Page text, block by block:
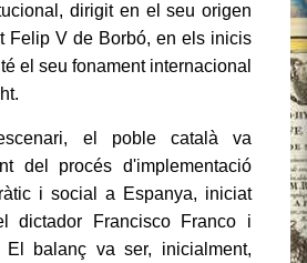
dirigit en el seu origen
Felip V de Borbó, en els inicis
el seu fonament internacional
el poble català va
del procés d'implementació
i social a Espanya, iniciat
dictador Francisco Franco i
El balanç va ser, inicialment,